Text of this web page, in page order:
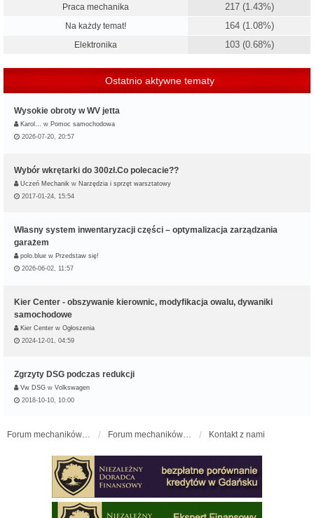
Praca mechanika 217 (1.43%)
Na każdy temat! 164 (1.08%)
Elektronika 103 (0.68%)
Ostatnio aktywne tematy
Wysokie obroty w WV jetta
Karol… w Pomoc samochodowa
2026-07-20, 20:57
Wybór wkrętarki do 300zł.Co polecacie??
Uczeń Mechanik w Narzędzia i sprzęt warsztatowy
2017-01-24, 15:54
Własny system inwentaryzacji części – optymalizacja zarządzania
garażem
polo.blue w Przedstaw się!
2026-06-02, 11:57
Kier Center - obszywanie kierownic, modyfikacja owalu, dywaniki
samochodowe
Kier Center w Ogłoszenia
2024-12-01, 04:59
Zgrzyty DSG podczas redukcji
Vw DSG w Volkswagen
2018-10-10, 10:00
Kontakt z nami